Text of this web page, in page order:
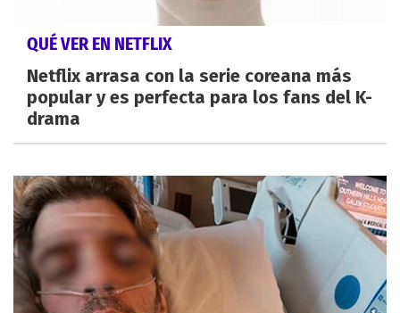
QUÉ VER EN NETFLIX
Netflix arrasa con la serie coreana más
popular y es perfecta para los fans del K-
drama